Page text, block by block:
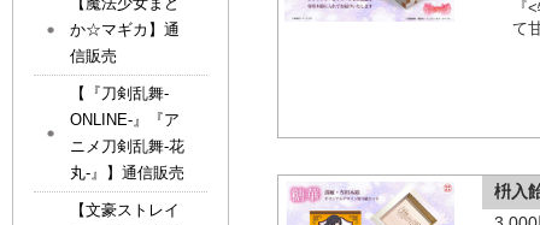
『
て
枡入
か☆マギカ】通
信販売
【『刀剣乱舞-
ONLINE-』『ア
ニメ刀剣乱舞-花
丸-』】通信販売
【文豪ストレイ